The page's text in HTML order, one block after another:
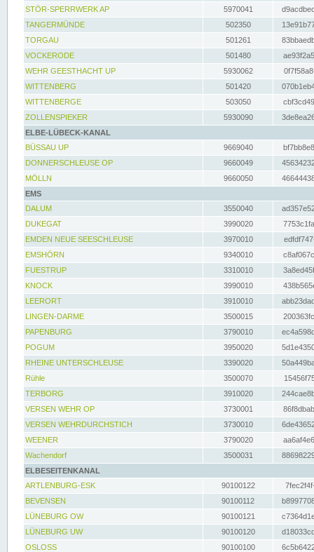
STÖR-SPERRWERK AP 5970041
TANGERMÜNDE
502350
TORGAU
501261
VOCKERODE
501480
WEHR GEESTHACHT UP
5930062
WITTENBERG
501420
WITTENBERGE
503050
ZOLLENSPIEKER
5930090
ELBE-LÜBECK-KANAL
BÜSSAU UP
9669040
DONNERSCHLEUSE OP
9660049
MÖLLN
9660050
EMS
DALUM
3550040
DUKEGAT
3990020
EMDEN NEUE SEESCHLEUSE
3970010
EMSHÖRN
9340010
FUESTRUP
3310010
KNOCK
3990010
LEERORT
3910010
LINGEN-DARME
3500015
PAPENBURG
3790010
POGUM
3950020
RHEINE UNTERSCHLEUSE
3390020
Rühle
3500070
TERBORG
3910020
VERSEN WEHR OP
3730001
VERSEN WEHRDURCHSTICH
3730010
WEENER
3790020
Wachendorf
3500031
ELBESEITENKANAL
ARTLENBURG-ESK
90100122
BEVENSEN
90100112
LÜNEBURG OW
90100121
LÜNEBURG UW
90100120
OSLOSS
90100100